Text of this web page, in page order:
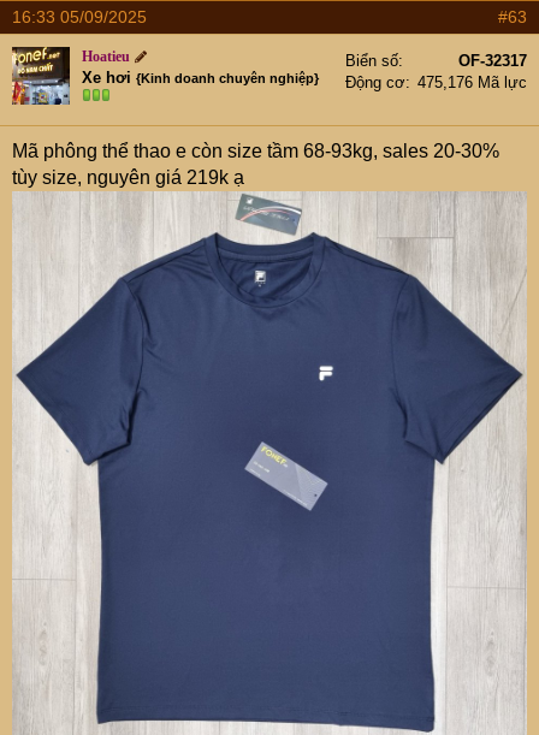
16:33 05/09/2025 #63
Hoatieu
Xe hơi {Kinh doanh chuyên nghiệp}
Biển số
OF-32317
Động cơ
475,176 Mã lực
Mã phông thể thao e còn size tầm 68-93kg, sales 20-30%
tùy size, nguyên giá 219k ạ